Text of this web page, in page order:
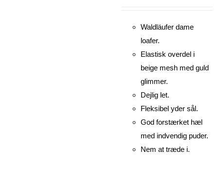
Waldläufer dame
loafer.
Elastisk overdel i
beige mesh med guld
glimmer.
Dejlig let.
Fleksibel yder sål.
God forstærket hæl
med indvendig puder.
Nem at træde i.